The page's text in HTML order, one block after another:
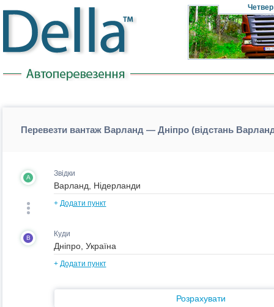
Четвер
Перевезти вантаж Варланд — Дніпро (відстань
A Звідки
+ Додати пункт
B Куди
+ Додати пункт
Розрахувати